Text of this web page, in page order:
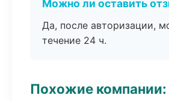
Можно ли оставить
Да, после авторизации,
течение 24 ч.
Похожие компании: